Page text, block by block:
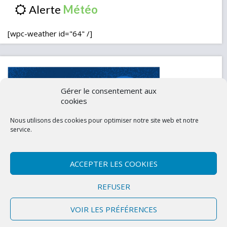
Gérer le consentement aux
cookies
Nous utilisons des cookies pour optimiser notre site web et notre
service.
ACCEPTER LES COOKIES
REFUSER
VOIR LES PRÉFÉRENCES
Alerte
[wpc-weather id="64" /]
Politique de confidentialité (UE)
Copyright © 2026 Marly-la-Ville
Site conçu et développé par l'Union des